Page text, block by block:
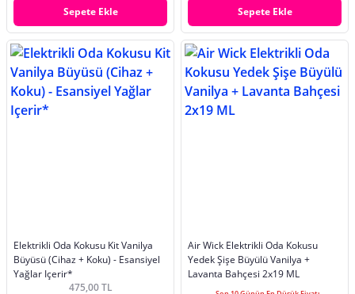
Sepete Ekle Sepete Ekle
Elektrikli Oda Kokusu Kit Vanilya
Büyüsü (Cihaz + Koku) - Esansiyel
Yağlar Içerir*
475,00 TL
Air Wick Elektrikli Oda Kokusu
Yedek Şişe Büyülü Vanilya +
Lavanta Bahçesi 2x19 ML